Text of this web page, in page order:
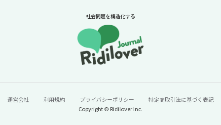
社会問題を構造化する
運営会社 利用規約 プライバシーポリシー
特定商取引法に基づく表記
Copyright © Ridilover Inc.